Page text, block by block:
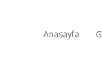
Anasayfa